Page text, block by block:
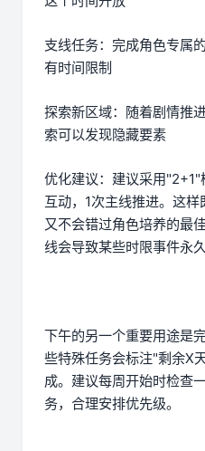
支线任务：完成角色专属
有时间限制
探索新区域：随着剧情推
索可以发现隐藏要素
优化建议：建议采用
互动，1次主线推进。这样
又不会错过角色培养的最
线会导致某些时限事件永久
下午的另一个重要用途是
些特殊任务会标注"剩余X
成。建议每周开始时检查
务，合理安排优先级。